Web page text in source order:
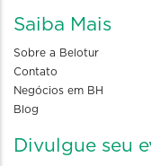
Saiba Mais
Sobre a Belotur
Contato
Negócios em BH
Blog
Divulgue seu